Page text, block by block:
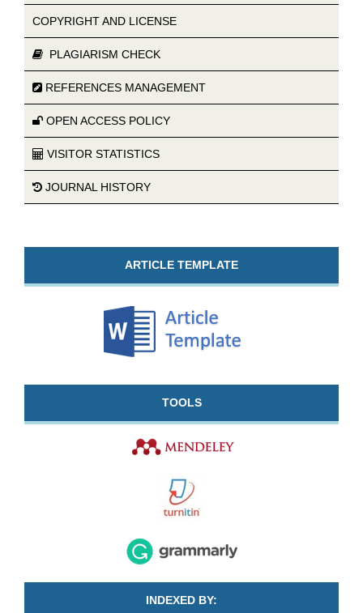
COPYRIGHT AND LICENSE
PLAGIARISM CHECK
REFERENCES MANAGEMENT
OPEN ACCESS POLICY
VISITOR STATISTICS
JOURNAL HISTORY
ARTICLE TEMPLATE
TOOLS
INDEXED BY: